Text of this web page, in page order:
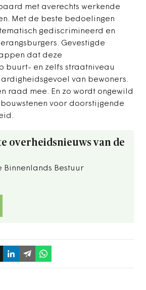
met averechts werkende
Met de beste bedoelingen
gediscrimineerd en
Gevestigde
dat deze
buurt- en zelfs straatniveau
van bewoners.
raad mee. En zo wordt ongewild
voor doorstijgende
overheidsnieuws van de
Binnenlands Bestuur